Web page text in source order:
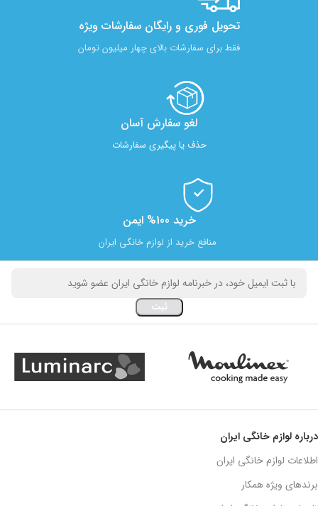
تحویل فوری و رایگان سفارشات ویژه
فقط برای سفارشات بالای چهار میلیون تومان
لغو سفارش آسان​
حذف یا پیگیری سفارشات
خرید 100% ایمن
منافع خرید از لوازم خانگی ایران
درباره لوازم خانگی ایران
اطلاعات لوازم خانگی ایران
برندهای ویژه همکار